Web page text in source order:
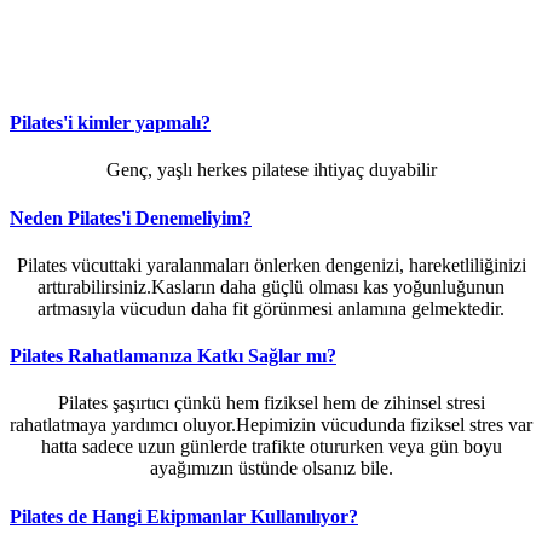
Pilates'i kimler yapmalı?
Genç, yaşlı herkes pilatese ihtiyaç duyabilir
Neden Pilates'i Denemeliyim?
Pilates vücuttaki yaralanmaları önlerken dengenizi, hareketliliğinizi
arttırabilirsiniz.Kasların daha güçlü olması kas yoğunluğunun
artmasıyla vücudun daha fit görünmesi anlamına gelmektedir.
Pilates Rahatlamanıza Katkı Sağlar mı?
Pilates şaşırtıcı çünkü hem fiziksel hem de zihinsel stresi
rahatlatmaya yardımcı oluyor.Hepimizin vücudunda fiziksel stres var
hatta sadece uzun günlerde trafikte otururken veya gün boyu
ayağımızın üstünde olsanız bile.
Pilates de Hangi Ekipmanlar Kullanılıyor?